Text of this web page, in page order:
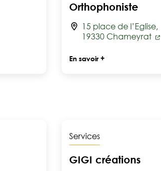
Orthophoniste
15 place de l’Eglise,
19330 Chameyrat
En savoir +
Services
GIGI créations